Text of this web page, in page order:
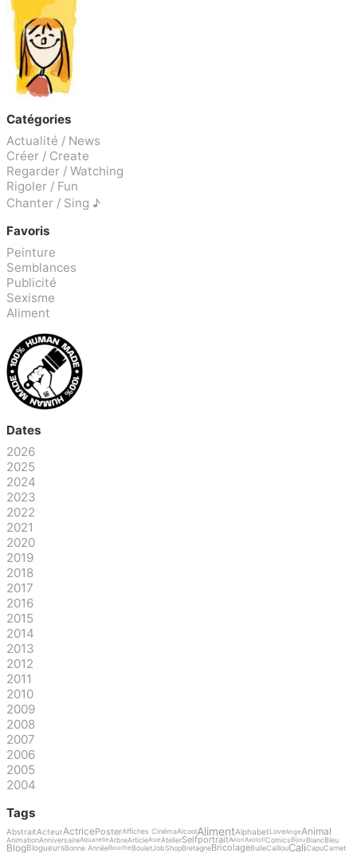
Catégories
Actualité / News
Créer / Create
Regarder / Watching
Rigoler / Fun
Chanter / Sing ♪
Favoris
Peinture
Semblances
Publicité
Sexisme
Aliment
Dates
2026
2025
2024
2023
2022
2021
2020
2019
2018
2017
2016
2015
2014
2013
2012
2011
2010
2009
2008
2007
2006
2005
2004
Tags
AbstraitActeurActricePosterAffiches CinémaAlcoolAlimentAlphabetLoveAngeAnimal
AnimationAnniversaireAquarelleArbreArticleAsieAtelierSelfportraitAvionAxolotlComicsBijou BlancBleu
BlogBlogueursBonne AnnéeBouche BouletJobShopBretagneBricolageBulleCaillouCaliCapuCarnet